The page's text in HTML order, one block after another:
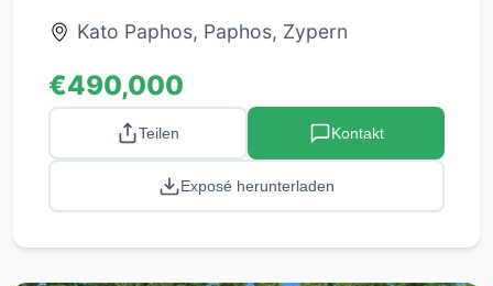
Kato Paphos, Paphos, Zypern
€490,000
Teilen Kontakt
Exposé herunterladen